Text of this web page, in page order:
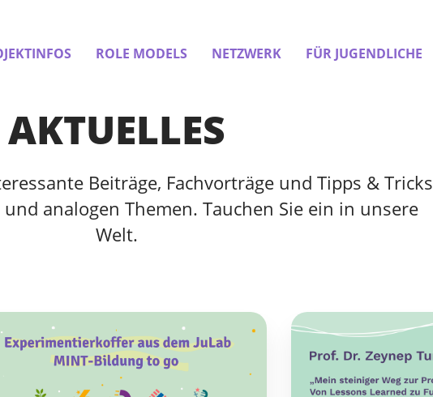
ROLE MODELS NETZWERK FÜR JUGENDLICHE
AKTUELLES
Beiträge, Fachvorträge und Tipps & Tricks
analogen Themen. Tauchen Sie ein in unsere
Welt.